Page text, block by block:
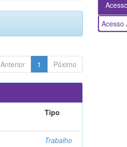
Anterior 1 Póximo
Tipo
Trabalho
Acesso
Acesso